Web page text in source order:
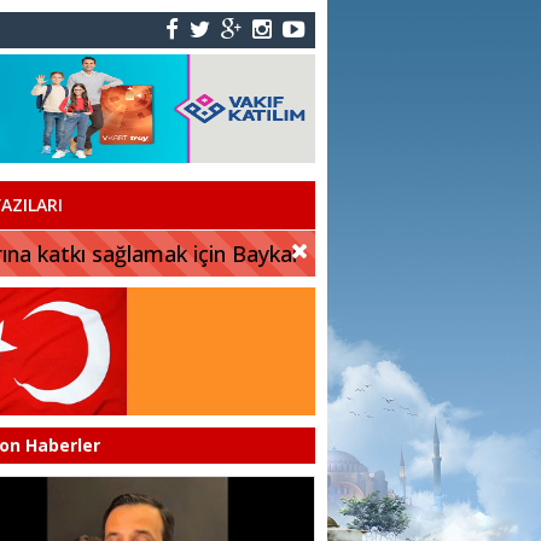
katkı sağlamak için Baykar
Haberler